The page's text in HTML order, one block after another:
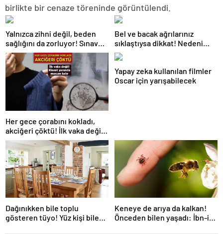
birlikte bir cenaze töreninde görüntülendi.
Yalnızca zihni değil, beden
sağlığını da zorluyor! Sınavda
başarı tabakta başlıyor
Bel ve bacak ağrılarınız
sıklaştıysa dikkat! Nedeni
omurga kanalı darlığı olabilir
Her gece çorabını kokladı,
akciğeri çöktü! İlk vaka değil:
‘Klozet yanında masum kalır’
Yapay zeka kullanılan filmler
Oscar için yarışabilecek
Dağınıkken bile toplu
gösteren tüyo! Yüz kişi bile
Keneye de arıya da kalkan!
Önceden bilen yaşadı: İbn-i